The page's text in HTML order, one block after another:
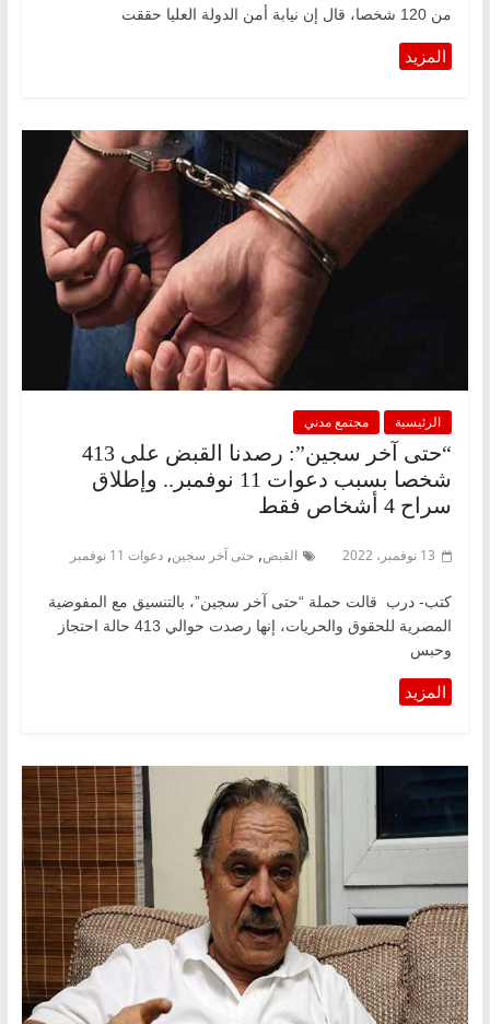
من 120 شخصا، قال إن نيابة أمن الدولة العليا حققت
الرئيسية مجتمع مدني
“حتى آخر سجين”: رصدنا القبض على 413
شخصا بسبب دعوات 11 نوفمبر.. وإطلاق
سراح 4 أشخاص فقط
13 نوفمبر، 2022 القبض, حتى آخر سجين, دعوات 11 نوفمبر
كتب- درب قالت حملة “حتى آخر سجين”، بالتنسيق مع المفوضية
المصرية للحقوق والحريات، إنها رصدت حوالي 413 حالة احتجاز
وحبس